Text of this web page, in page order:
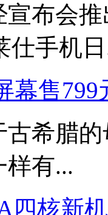
布会
仕手机
幕售
希腊
有...
四核新